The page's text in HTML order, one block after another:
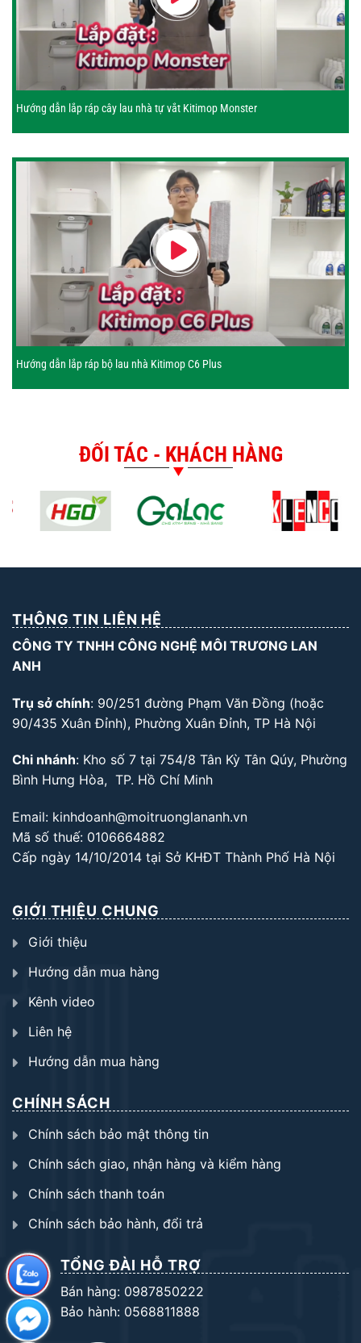
Hướng dẫn lắp ráp cây lau nhà tự vắt Kitimop Monster
Hướng dẫn lắp ráp bộ lau nhà Kitimop C6 Plus
ĐỐI TÁC - KHÁCH HÀNG
THÔNG TIN LIÊN HỆ
CÔNG TY TNHH CÔNG NGHỆ MÔI TRƯƠNG LAN
ANH
Trụ sở chính: 90/251 đường Phạm Văn Đồng (hoặc
90/435 Xuân Đỉnh), Phường Xuân Đỉnh, TP Hà Nội
Chi nhánh: Kho số 7 tại 754/8 Tân Kỳ Tân Qúy, Phường
Bình Hưng Hòa, TP. Hồ Chí Minh
Email: kinhdoanh@moitruonglananh.vn
Mã số thuế: 0106664882
Cấp ngày 14/10/2014 tại Sở KHĐT Thành Phố Hà Nội
GIỚI THIỆU CHUNG
Giới thiệu
Hướng dẫn mua hàng
Kênh video
Liên hệ
Hướng dẫn mua hàng
CHÍNH SÁCH
Chính sách bảo mật thông tin
Chính sách giao, nhận hàng và kiểm hàng
Chính sách thanh toán
Chính sách bảo hành, đổi trả
TỔNG ĐÀI HỖ TRỢ
Bán hàng: 0987850222
Bảo hành: 0568811888